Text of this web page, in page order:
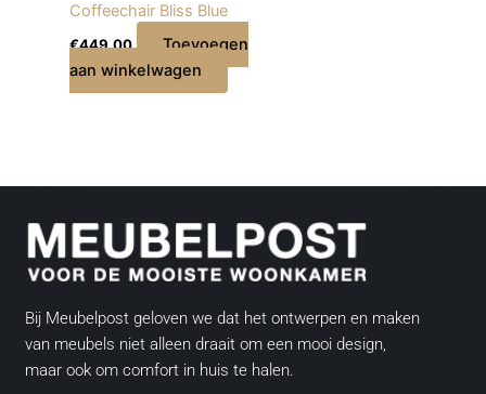
Coffeechair Bliss Blue
€449,00
Toevoegen
aan winkelwagen
Bij Meubelpost geloven we dat het ontwerpen en maken
van meubels niet alleen draait om een mooi design,
maar ook om comfort in huis te halen.